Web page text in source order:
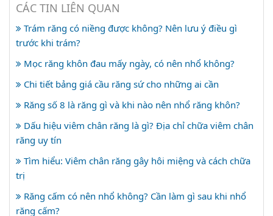
CÁC TIN LIÊN QUAN
Trám răng có niềng được không? Nên lưu ý điều gì
trước khi trám?
Mọc răng khôn đau mấy ngày, có nên nhổ không?
Chi tiết bảng giá cầu răng sứ cho những ai cần
Răng số 8 là răng gì và khi nào nên nhổ răng khôn?
Dấu hiệu viêm chân răng là gì? Địa chỉ chữa viêm chân
răng uy tín
Tìm hiểu: Viêm chân răng gây hôi miệng và cách chữa
trị
Răng cấm có nên nhổ không? Cần làm gì sau khi nhổ
răng cấm?